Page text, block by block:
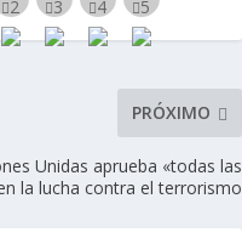
PRÓXIMO
Unidas aprueba «todas las
la lucha contra el terrorismo